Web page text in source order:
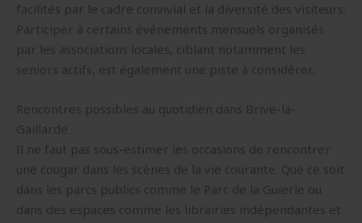
facilités par le cadre convivial et la diversité des visiteurs.
Participer à certains événements mensuels organisés
par les associations locales, ciblant notamment les
seniors actifs, est également une piste à considérer.
Rencontres possibles au quotidien dans Brive-la-
Gaillarde
Il ne faut pas sous-estimer les occasions de rencontrer
une cougar dans les scènes de la vie courante. Que ce soit
dans les parcs publics comme le Parc de la Guierle ou
dans des espaces comme les librairies indépendantes et